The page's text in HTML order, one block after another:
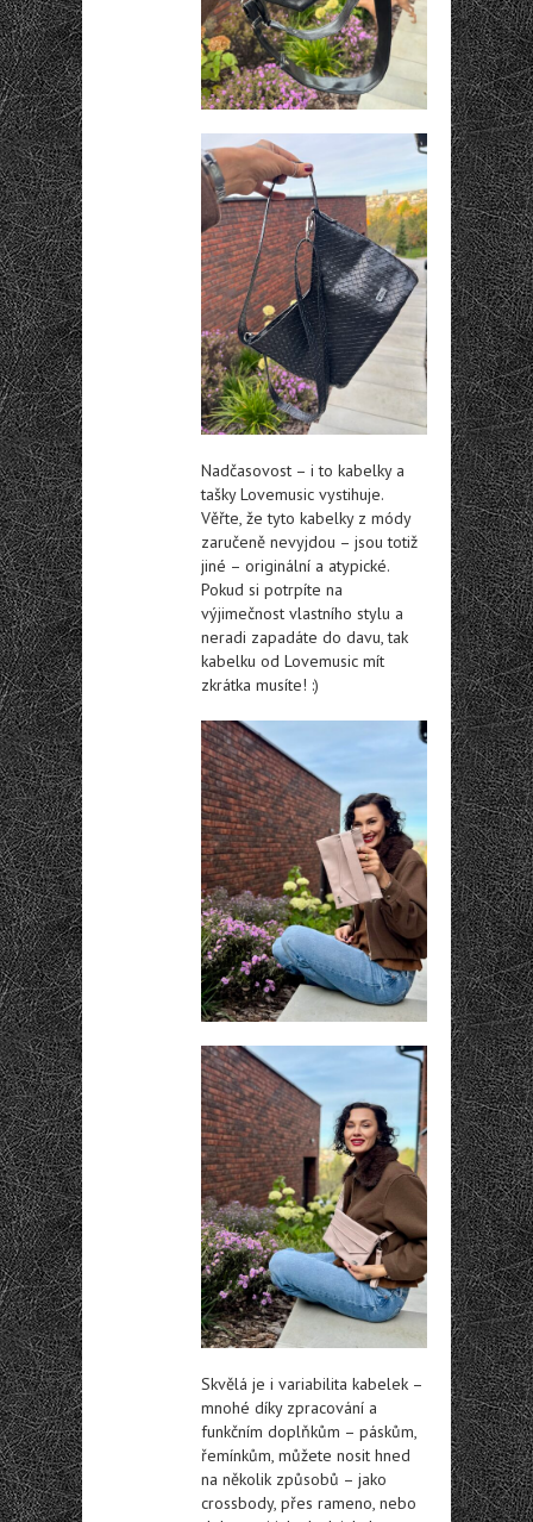
Nadčasovost – i to kabelky a
tašky Lovemusic vystihuje.
Věřte, že tyto kabelky z módy
zaručeně nevyjdou – jsou totiž
jiné – originální a atypické.
Pokud si potrpíte na
výjimečnost vlastního stylu a
neradi zapadáte do davu, tak
kabelku od Lovemusic mít
zkrátka musíte! :)
Skvělá je i variabilita kabelek –
mnohé díky zpracování a
funkčním doplňkům – páskům,
řemínkům, můžete nosit hned
na několik způsobů – jako
crossbody, přes rameno, nebo